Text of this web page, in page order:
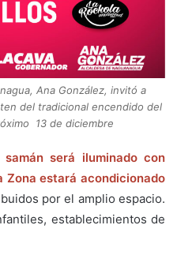
Ana González, invitó a
del tradicional encendido del
13 de diciembre
samán será iluminado con
Zona estará acondicionado
por el amplio espacio.
establecimientos de